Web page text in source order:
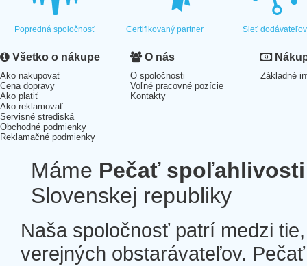
Popredná spoločnosť Certifikovaný partner Sieť dodávateľov
Všetko o nákupe
Ako nakupovať
Cena dopravy
Ako platiť
Ako reklamovať
Servisné strediská
Obchodné podmienky
Reklamačné podmienky
O nás
O spoločnosti
Voľné pracovné pozície
Kontakty
Základné
Máme Pečať spoľahlivosti
Slovenskej republiky
Naša spoločnosť patrí medzi
verejných obstarávateľov.